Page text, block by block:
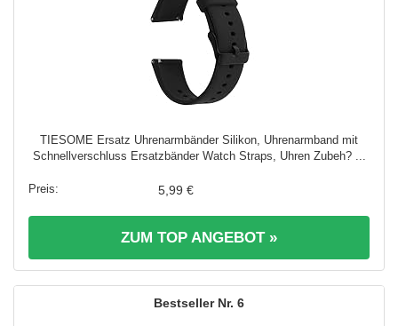
TIESOME Ersatz Uhrenarmbänder Silikon, Uhrenarmband mit
Schnellverschluss Ersatzbänder Watch Straps, Uhren Zubeh? ...
5,99 €
ZUM TOP ANGEBOT »
6